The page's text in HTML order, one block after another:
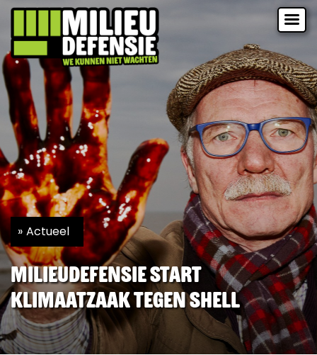
Actueel
Milieudefensie start
klimaatzaak tegen Shell